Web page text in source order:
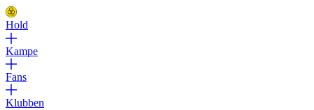
Hold
Kampe
Fans
Klubben